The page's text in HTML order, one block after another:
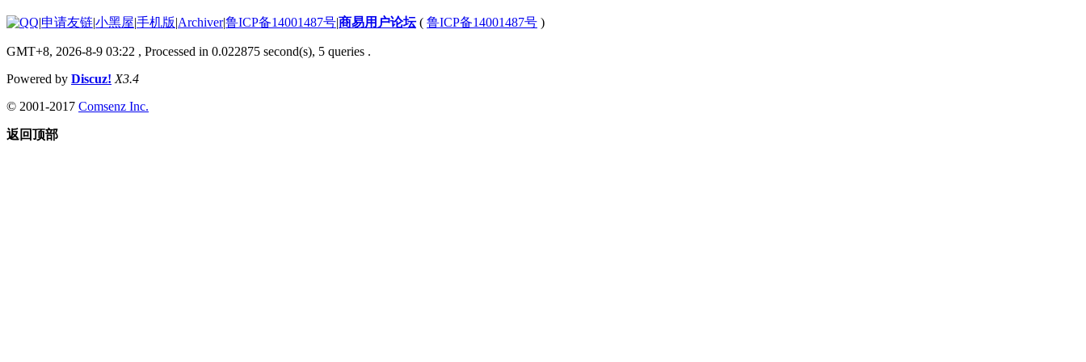
|申请友链|小黑屋|手机版|Archiver|鲁ICP备14001487号|商易用户论坛( 鲁ICP备14001487号 )
GMT+8, 2026-8-9 03:22 , Processed in 0.022875 second(s), 5 queries .
Powered by Discuz! X3.4
© 2001-2017 Comsenz Inc.
返回顶部